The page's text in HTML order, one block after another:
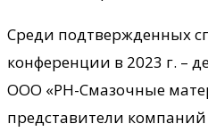
Среди подтвержденных
конференции в 2023 г. –
ООО «РН-Смазочные
представители